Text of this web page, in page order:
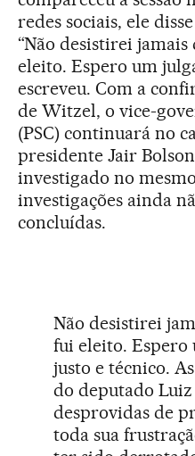
redes sociais, ele
“Não desistirei jamais
eleito. Espero um
escreveu. Com a
de Witzel, o vice-
(PSC) continuará no
presidente Jair
investigado no
investigações ainda
concluídas.
Não desistirei
fui eleito. Espero
justo e técnico.
do deputado Luiz
desprovidas de
toda sua